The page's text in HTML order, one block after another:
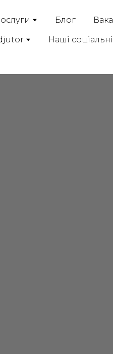
Блог
Наші